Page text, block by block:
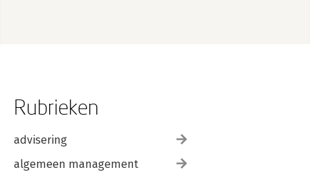
Rubrieken
advisering
algemeen management